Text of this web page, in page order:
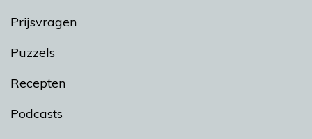
Prijsvragen
Puzzels
Recepten
Podcasts